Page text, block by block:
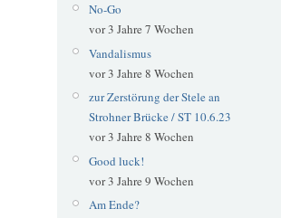
No-Go
vor 3 Jahre 7 Wochen
Vandalismus
vor 3 Jahre 8 Wochen
zur Zerstörung der Stele an
Strohner Brücke / ST 10.6.23
vor 3 Jahre 8 Wochen
Good luck!
vor 3 Jahre 9 Wochen
Am Ende?